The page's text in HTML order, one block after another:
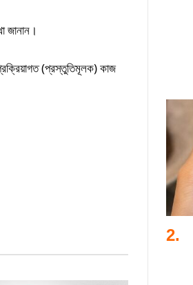
জানান।
(প্রস্তুতিমূলক) কাজ